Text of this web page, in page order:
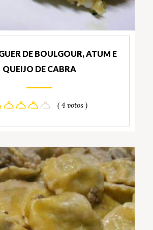
DE BOULGOUR, ATUM E
QUEIJO DE CABRA
( 4 votos )